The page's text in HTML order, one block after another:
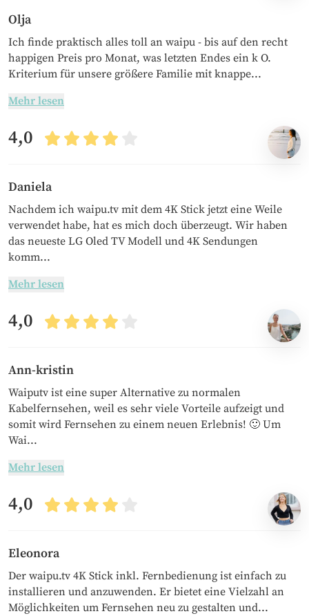
Olja
Ich finde praktisch alles toll an waipu - bis auf den recht
happigen Preis pro Monat, was letzten Endes ein k O.
Kriterium für unsere größere Familie mit knappe...
Mehr lesen
4,0
Daniela
Nachdem ich waipu.tv mit dem 4K Stick jetzt eine Weile
verwendet habe, hat es mich doch überzeugt. Wir haben
das neueste LG Oled TV Modell und 4K Sendungen
komm...
Mehr lesen
4,0
Ann-kristin
Waiputv ist eine super Alternative zu normalen
Kabelfernsehen, weil es sehr viele Vorteile aufzeigt und
somit wird Fernsehen zu einem neuen Erlebnis! 🙂 Um
Wai...
Mehr lesen
4,0
Eleonora
Der waipu.tv 4K Stick inkl. Fernbedienung ist einfach zu
installieren und anzuwenden. Er bietet eine Vielzahl an
Möglichkeiten um Fernsehen neu zu gestalten und...